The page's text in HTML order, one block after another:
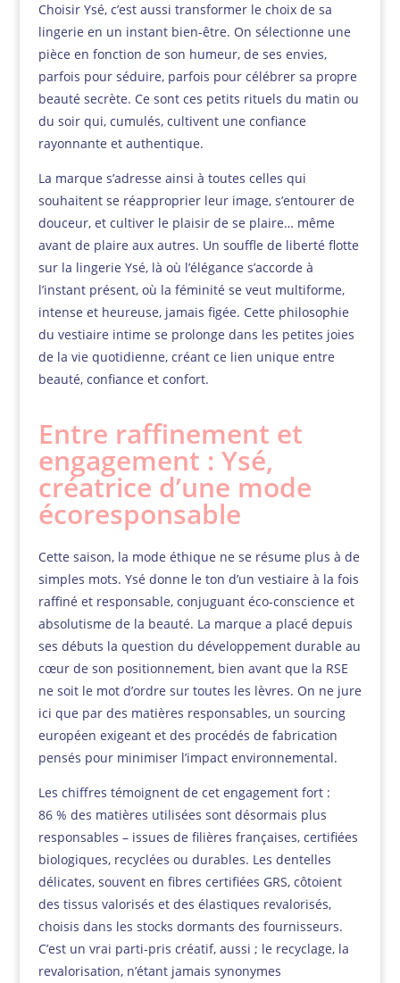
Choisir Ysé, c’est aussi transformer le choix de sa
lingerie en un instant bien-être. On sélectionne une
pièce en fonction de son humeur, de ses envies,
parfois pour séduire, parfois pour célébrer sa propre
beauté secrète. Ce sont ces petits rituels du matin ou
du soir qui, cumulés, cultivent une confiance
rayonnante et authentique.
La marque s’adresse ainsi à toutes celles qui
souhaitent se réapproprier leur image, s’entourer de
douceur, et cultiver le plaisir de se plaire… même
avant de plaire aux autres. Un souffle de liberté flotte
sur la lingerie Ysé, là où l’élégance s’accorde à
l’instant présent, où la féminité se veut multiforme,
intense et heureuse, jamais figée. Cette philosophie
du vestiaire intime se prolonge dans les petites joies
de la vie quotidienne, créant ce lien unique entre
beauté, confiance et confort.
Entre raffinement et
engagement : Ysé,
créatrice d’une mode
écoresponsable
Cette saison, la mode éthique ne se résume plus à de
simples mots. Ysé donne le ton d’un vestiaire à la fois
raffiné et responsable, conjuguant éco-conscience et
absolutisme de la beauté. La marque a placé depuis
ses débuts la question du développement durable au
cœur de son positionnement, bien avant que la RSE
ne soit le mot d’ordre sur toutes les lèvres. On ne jure
ici que par des matières responsables, un sourcing
européen exigeant et des procédés de fabrication
pensés pour minimiser l’impact environnemental.
Les chiffres témoignent de cet engagement fort :
86 % des matières utilisées sont désormais plus
responsables – issues de filières françaises, certifiées
biologiques, recyclées ou durables. Les dentelles
délicates, souvent en fibres certifiées GRS, côtoient
des tissus valorisés et des élastiques revalorisés,
choisis dans les stocks dormants des fournisseurs.
C’est un vrai parti-pris créatif, aussi ; le recyclage, la
revalorisation, n’étant jamais synonymes